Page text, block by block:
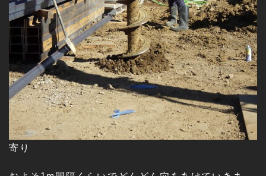
寄り